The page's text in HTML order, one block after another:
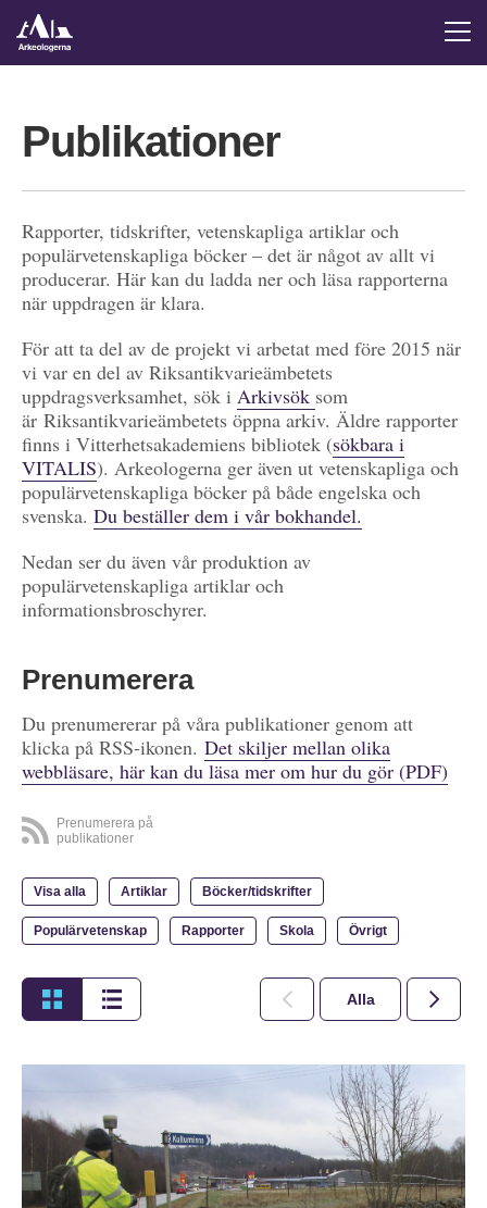
Publikationer
Rapporter, tidskrifter, vetenskapliga artiklar och
populärvetenskapliga böcker – det är något av allt vi
producerar. Här kan du ladda ner och läsa rapporterna
när uppdragen är klara.
För att ta del av de projekt vi arbetat med före 2015 när
vi var en del av Riksantikvarieämbetets
uppdragsverksamhet, sök i Arkivsök som
är Riksantikvarieämbetets öppna arkiv. Äldre rapporter
finns i Vitterhetsakademiens bibliotek (sökbara i
VITALIS). Arkeologerna ger även ut vetenskapliga och
populärvetenskapliga böcker på både engelska och
svenska. Du beställer dem i vår bokhandel.
Nedan ser du även vår produktion av
populärvetenskapliga artiklar och
informationsbroschyrer.
Prenumerera
Du prenumererar på våra publikationer genom att
klicka på RSS-ikonen. Det skiljer mellan olika
webbläsare, här kan du läsa mer om hur du gör (PDF)
Prenumerera på
publikationer
Visa alla Artiklar Böcker/tidskrifter
Populärvetenskap Rapporter Skola Övrigt
Alla 2026